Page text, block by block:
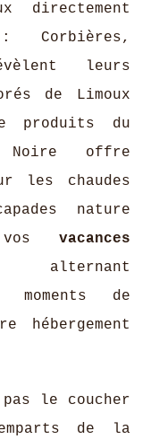
directement
Corbières,
leurs
de Limoux
produits du
Noire offre
les chaudes
nature
vos vacances
alternant
de
hébergement
pas le coucher
de la